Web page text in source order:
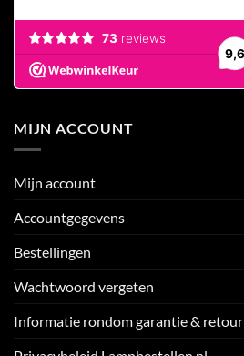
MIJN ACCOUNT
Mijn account
Accountgegevens
Bestellingen
Wachtwoord vergeten
Informatie rondom garantie & retour